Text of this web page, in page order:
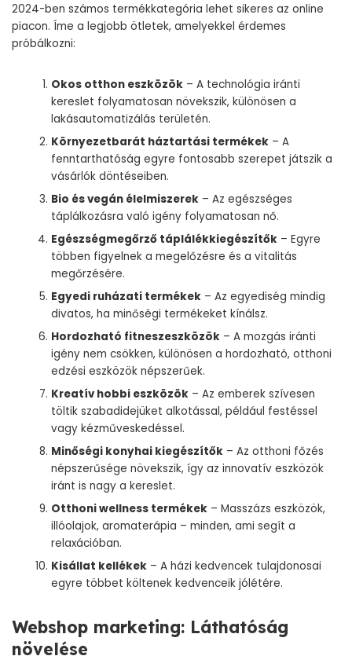
2024-ben számos termékkategória lehet sikeres az online
piacon. Íme a legjobb ötletek, amelyekkel érdemes
próbálkozni:
Okos otthon eszközök – A technológia iránti
kereslet folyamatosan növekszik, különösen a
lakásautomatizálás területén.
Környezetbarát háztartási termékek – A
fenntarthatóság egyre fontosabb szerepet játszik a
vásárlók döntéseiben.
Bio és vegán élelmiszerek – Az egészséges
táplálkozásra való igény folyamatosan nő.
Egészségmegőrző táplálékkiegészítők – Egyre
többen figyelnek a megelőzésre és a vitalitás
megőrzésére.
Egyedi ruházati termékek – Az egyediség mindig
divatos, ha minőségi termékeket kínálsz.
Hordozható fitneszeszközök – A mozgás iránti
igény nem csökken, különösen a hordozható, otthoni
edzési eszközök népszerűek.
Kreatív hobbi eszközök – Az emberek szívesen
töltik szabadidejüket alkotással, például festéssel
vagy kézműveskedéssel.
Minőségi konyhai kiegészítők – Az otthoni főzés
népszerűsége növekszik, így az innovatív eszközök
iránt is nagy a kereslet.
Otthoni wellness termékek – Masszázs eszközök,
illóolajok, aromaterápia – minden, ami segít a
relaxációban.
Kisállat kellékek – A házi kedvencek tulajdonosai
egyre többet költenek kedvenceik jólétére.
Webshop marketing: Láthatóság
növelése